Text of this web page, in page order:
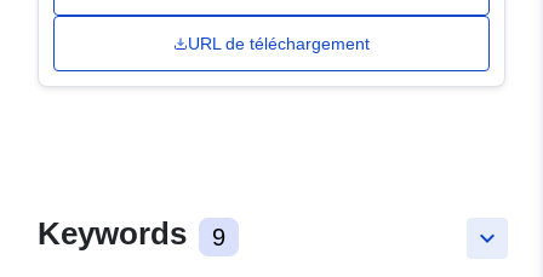
URL de téléchargement
keyboard_arrow_down
Keywords 9